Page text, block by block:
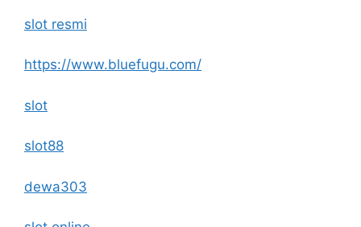
slot resmi
https://www.bluefugu.com/
slot
slot88
dewa303